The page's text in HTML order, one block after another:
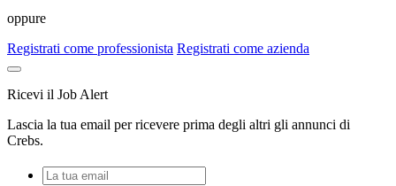
oppure
Registrati come professionista Registrati come azienda
Ricevi il Job Alert
Lascia la tua email per ricevere prima degli altri gli annunci di
Crebs.